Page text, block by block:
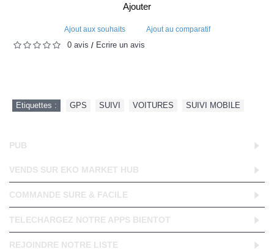
Ajouter
Ajout aux souhaits Ajout au comparatif
0 avis / Écrire un avis
Etiquettes : GPS SUIVI VOITURES SUIVI MOBILE
PUB
VENDS SUR EKO MARKET HUB
COMMANDE SURE & FACILE
TELECHARGEZ NOTRE APPS BIENTOT
REJOINDRE NOTRE LISTE